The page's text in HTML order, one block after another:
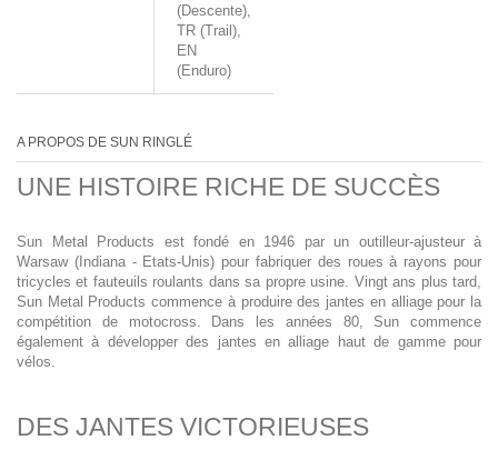
(Descente),
TR (Trail),
EN
(Enduro)
A PROPOS DE SUN RINGLÉ
UNE HISTOIRE RICHE DE SUCCÈS
Sun Metal Products est fondé en 1946 par un outilleur-ajusteur à
Warsaw (Indiana - Etats-Unis) pour fabriquer des roues à rayons pour
tricycles et fauteuils roulants dans sa propre usine. Vingt ans plus tard,
Sun Metal Products commence à produire des jantes en alliage pour la
compétition de motocross. Dans les années 80, Sun commence
également à développer des jantes en alliage haut de gamme pour
vélos.
DES JANTES VICTORIEUSES